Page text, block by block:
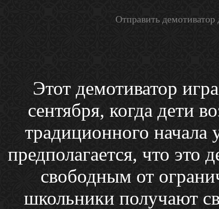
Отправить
Этот демотиватор
сентября, когда дети
традиционного начала
предполагается, что это
свободным от
школьники получают